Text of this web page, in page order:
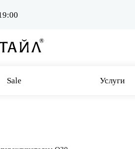
Sale Услуги